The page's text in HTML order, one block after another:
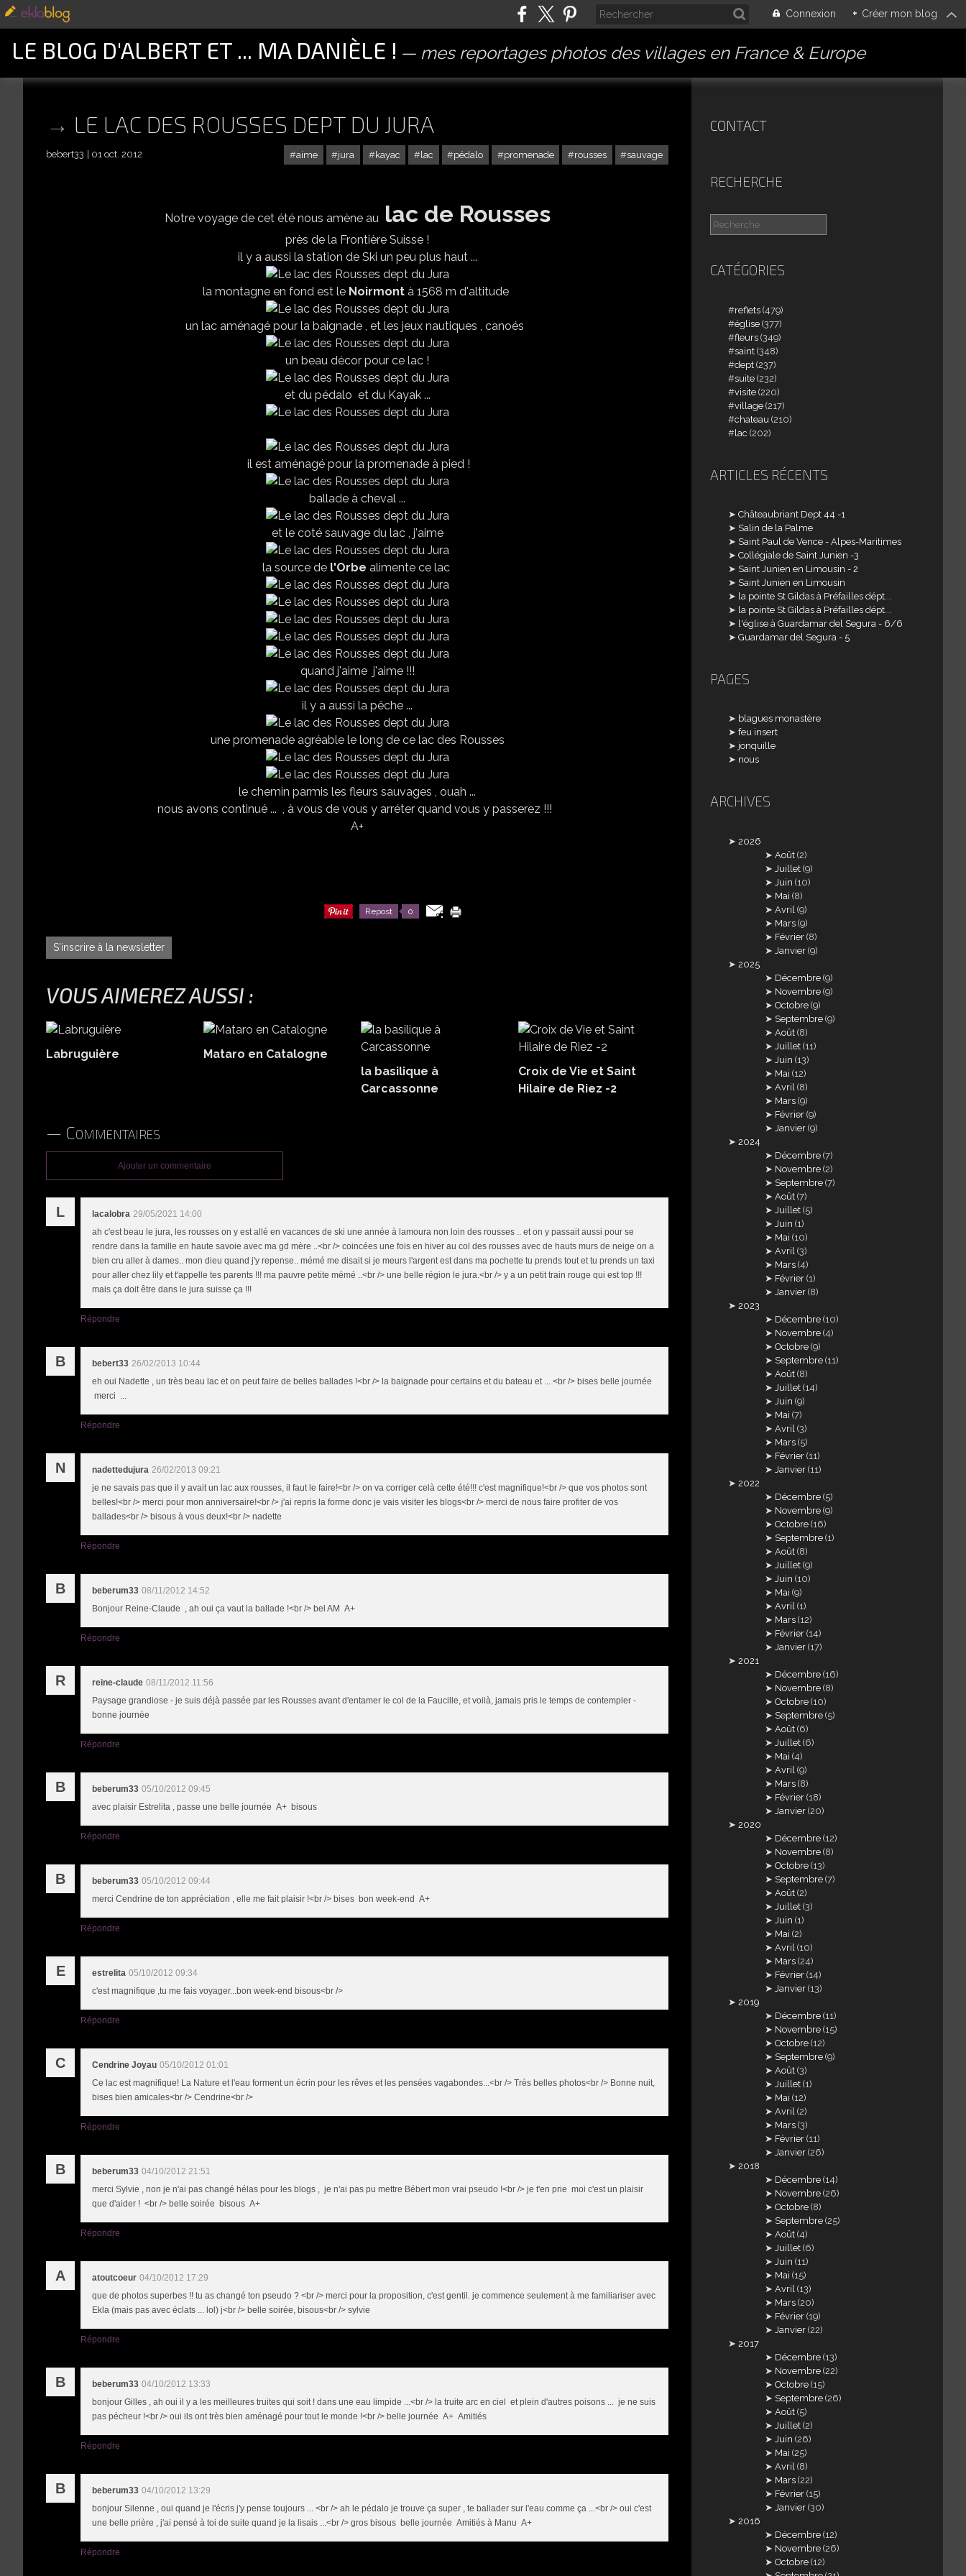
Connexion + Créer mon blog
LE BLOG D'ALBERT ET ... MA DANIÈLE ! mes reportages photos des villages en France & Europe
LE LAC DES ROUSSES DEPT DU JURA
aime jura kayac lac pédalo promenade rousses sauvage
bebert33 01 oct. 2012
Notre voyage de cet été nous amène au lac de Rousses
près de la Frontière Suisse !
il y a aussi la station de Ski un peu plus haut ...
la montagne en fond est le Noirmont à 1568 m d'altitude
un lac aménagé pour la baignade , et les jeux nautiques , canoés
un beau décor pour ce lac !
et du pédalo et du Kayak ...
il est aménagé pour la promenade à pied !
ballade à cheval ...
et le coté sauvage du lac , j'aime
la source de l'Orbe alimente ce lac
quand j'aime j'aime !!!
il y a aussi la pêche ...
une promenade agréable le long de ce lac des Rousses
le chemin parmis les fleurs sauvages , ouah ...
nous avons continué ... , à vous de vous y arréter quand vous y passerez !!!
A+
Repost 0
S'inscrire à la newsletter
VOUS AIMEREZ AUSSI :
Labruguière
Mataro en Catalogne
la basilique à
Carcassonne
Croix de Vie et Saint
Hilaire de Riez -2
Commentaires
Ajouter un commentaire
L lacalobra 29/05/2021 14:00
ah c'est beau le jura, les rousses on y est allé en vacances de ski une année à lamoura non loin des rousses .. et on y passait aussi pour se
rendre dans la famille en haute savoie avec ma gd mère ..<br /> coincées une fois en hiver au col des rousses avec de hauts murs de neige on a
bien cru aller à dames.. mon dieu quand j'y repense.. mémé me disait si je meurs l'argent est dans ma pochette tu prends tout et tu prends un taxi
pour aller chez lily et t'appelle tes parents !!! ma pauvre petite mémé ..<br /> une belle région le jura.<br /> y a un petit train rouge qui est top !!!
mais ça doit être dans le jura suisse ça !!!
Répondre
B bebert33 26/02/2013 10:44
eh oui Nadette , un très beau lac et on peut faire de belles ballades !<br /> la baignade pour certains et du bateau et ... <br /> bises belle journée
merci ...
Répondre
N nadettedujura 26/02/2013 09:21
je ne savais pas que il y avait un lac aux rousses, il faut le faire!<br /> on va corriger celà cette été!!! c'est magnifique!<br /> que vos photos sont
belles!<br /> merci pour mon anniversaire!<br /> j'ai repris la forme donc je vais visiter les blogs<br /> merci de nous faire profiter de vos
ballades<br /> bisous à vous deux!<br /> nadette
Répondre
B beberum33 08/11/2012 14:52
Bonjour Reine-Claude , ah oui ça vaut la ballade !<br /> bel AM A+
Répondre
R reine-claude 08/11/2012 11:56
Paysage grandiose - je suis déjà passée par les Rousses avant d'entamer le col de la Faucille, et voilà, jamais pris le temps de contempler -
bonne journée
Répondre
B beberum33 05/10/2012 09:45
avec plaisir Estrelita , passe une belle journée A+ bisous
Répondre
B beberum33 05/10/2012 09:44
merci Cendrine de ton appréciation , elle me fait plaisir !<br /> bises bon week-end A+
Répondre
E estrelita 05/10/2012 09:34
c'est magnifique ,tu me fais voyager...bon week-end bisous<br />
Répondre
C Cendrine Joyau 05/10/2012 01:01
Ce lac est magnifique! La Nature et l'eau forment un écrin pour les rêves et les pensées vagabondes...<br /> Très belles photos<br /> Bonne nuit,
bises bien amicales<br /> Cendrine<br />
Répondre
B beberum33 04/10/2012 21:51
merci Sylvie , non je n'ai pas changé hélas pour les blogs , je n'ai pas pu mettre Bébert mon vrai pseudo !<br /> je t'en prie moi c'est un plaisir
que d'aider ! <br /> belle soirée bisous A+
Répondre
A atoutcoeur 04/10/2012 17:29
que de photos superbes !! tu as changé ton pseudo ? <br /> merci pour la proposition, c'est gentil. je commence seulement à me familiariser avec
Ekla (mais pas avec éclats ... lol) j<br /> belle soirée, bisous<br /> sylvie
Répondre
B beberum33 04/10/2012 13:33
bonjour Gilles , ah oui il y a les meilleures truites qui soit ! dans une eau limpide ...<br /> la truite arc en ciel et plein d'autres poisons ... je ne suis
pas pécheur !<br /> oui ils ont très bien aménagé pour tout le monde !<br /> belle journée A+ Amitiés
Répondre
B beberum33 04/10/2012 13:29
bonjour Silenne , oui quand je l'écris j'y pense toujours ... <br /> ah le pédalo je trouve ça super , te ballader sur l'eau comme ça ...<br /> oui c'est
une belle prière , j'ai pensé à toi de suite quand je la lisais ...<br /> gros bisous belle journée Amitiés à Manu A+
Répondre
CONTACT
RECHERCHE
CATÉGORIES
reflets (479)
église (377)
fleurs (349)
saint (348)
dept (237)
suite (232)
visite (220)
village (217)
chateau (210)
lac (202)
ARTICLES RÉCENTS
Châteaubriant Dept 44 -1
Salin de la Palme
Saint Paul de Vence - Alpes-Maritimes
Collégiale de Saint Junien -3
Saint Junien en Limousin - 2
Saint Junien en Limousin
la pointe St Gildas à Préfailles dépt...
la pointe St Gildas à Préfailles dépt...
l'église à Guardamar del Segura - 6/6
Guardamar del Segura - 5
PAGES
blagues monastère
feu insert
jonquille
nous
ARCHIVES
2026
Août (2)
Juillet (9)
Juin (10)
Mai (8)
Avril (9)
Mars (9)
Février (8)
Janvier (9)
2025
Décembre (9)
Novembre (9)
Octobre (9)
Septembre (9)
Août (8)
Juillet (11)
Juin (13)
Mai (12)
Avril (8)
Mars (9)
Février (9)
Janvier (9)
2024
Décembre (7)
Novembre (2)
Septembre (7)
Août (7)
Juillet (5)
Juin (1)
Mai (10)
Avril (3)
Mars (4)
Février (1)
Janvier (8)
2023
Décembre (10)
Novembre (4)
Octobre (9)
Septembre (11)
Août (8)
Juillet (14)
Juin (9)
Mai (7)
Avril (3)
Mars (5)
Février (11)
Janvier (11)
2022
Décembre (5)
Novembre (9)
Octobre (16)
Septembre (1)
Août (8)
Juillet (9)
Juin (10)
Mai (9)
Avril (1)
Mars (12)
Février (14)
Janvier (17)
2021
Décembre (16)
Novembre (8)
Octobre (10)
Septembre (5)
Août (6)
Juillet (6)
Mai (4)
Avril (9)
Mars (8)
Février (18)
Janvier (20)
2020
Décembre (12)
Novembre (8)
Octobre (13)
Septembre (7)
Août (2)
Juillet (3)
Juin (1)
Mai (2)
Avril (10)
Mars (24)
Février (14)
Janvier (13)
2019
Décembre (11)
Novembre (15)
Octobre (12)
Septembre (9)
Août (3)
Juillet (1)
Mai (12)
Avril (2)
Mars (3)
Février (11)
Janvier (26)
2018
Décembre (14)
Novembre (26)
Octobre (8)
Septembre (25)
Août (4)
Juillet (6)
Juin (11)
Mai (15)
Avril (13)
Mars (20)
Février (19)
Janvier (22)
2017
Décembre (13)
Novembre (22)
Octobre (15)
Septembre (26)
Août (5)
Juillet (2)
Juin (26)
Mai (25)
Avril (8)
Mars (22)
Février (15)
Janvier (30)
2016
Décembre (12)
Novembre (26)
Octobre (12)